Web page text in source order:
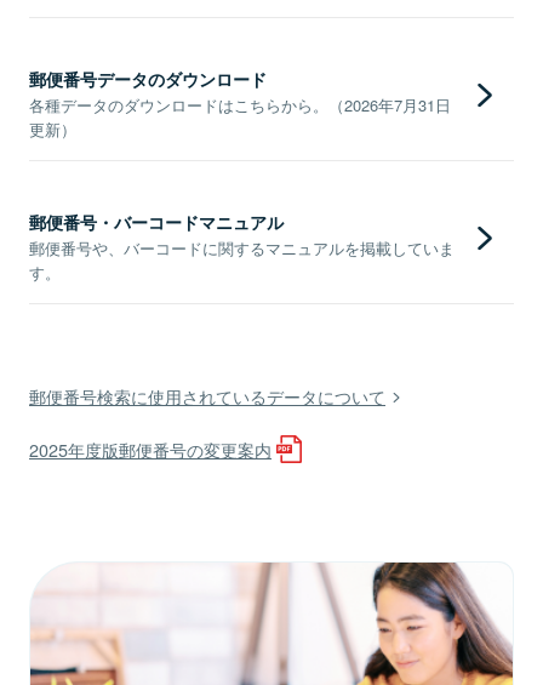
郵便番号データのダウンロード
各種データのダウンロードはこちらから。（2026年7月31日
更新）
郵便番号・バーコードマニュアル
郵便番号や、バーコードに関するマニュアルを掲載していま
す。
郵便番号検索に使用されているデータについて
2025年度版郵便番号の変更案内